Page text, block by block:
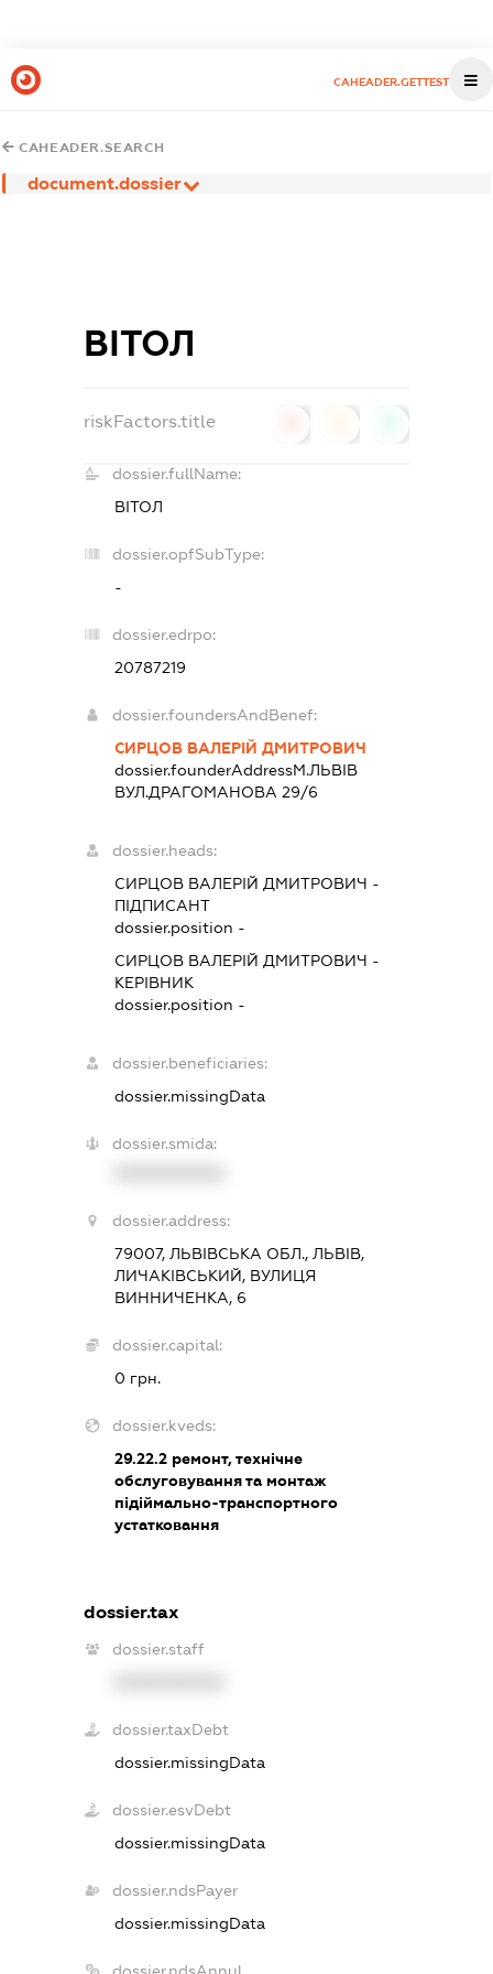
CAHEADER.GETTEST
CAHEADER.SEARCH
document.dossier
ВІТОЛ
riskFactors.title
dossier.fullName:
ВІТОЛ
dossier.opfSubType:
-
dossier.edrpo:
20787219
dossier.foundersAndBenef:
СИРЦОВ ВАЛЕРІЙ ДМИТРОВИЧ
dossier.founderAddressМ.ЛЬВІВ
ВУЛ.ДРАГОМАНОВА 29/6
dossier.heads:
СИРЦОВ ВАЛЕРІЙ ДМИТРОВИЧ -
ПІДПИСАНТ
dossier.position -
СИРЦОВ ВАЛЕРІЙ ДМИТРОВИЧ -
КЕРІВНИК
dossier.position -
dossier.beneficiaries:
dossier.missingData
dossier.smida:
dossier.address:
79007, ЛЬВІВСЬКА ОБЛ., ЛЬВІВ,
ЛИЧАКІВСЬКИЙ, ВУЛИЦЯ
ВИННИЧЕНКА, 6
dossier.capital:
0 грн.
dossier.kveds:
29.22.2 ремонт, технічне
обслуговування та монтаж
підіймально-транспортного
устатковання
dossier.tax
dossier.staff
dossier.taxDebt
dossier.missingData
dossier.esvDebt
dossier.missingData
dossier.ndsPayer
dossier.missingData